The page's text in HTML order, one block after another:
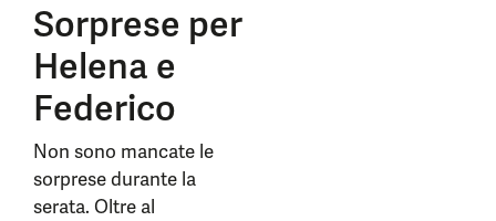
Sorprese per
Helena e
Federico
Non sono mancate le
sorprese durante la
serata. Oltre al